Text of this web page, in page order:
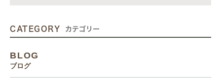
CATEGORY カテゴリー
BLOG
ブログ